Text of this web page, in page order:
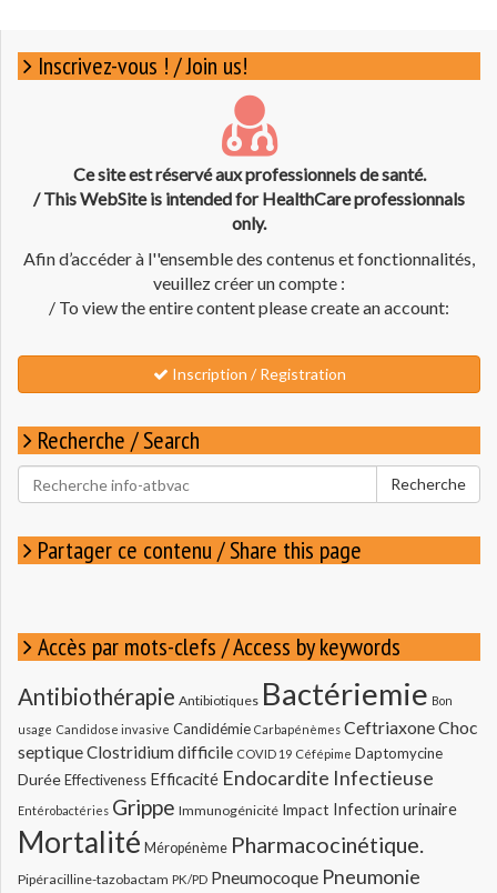
Inscrivez-vous ! / Join us!
Ce site est réservé aux professionnels de santé.
/ This WebSite is intended for HealthCare professionnals
only.
Afin d’accéder à l''ensemble des contenus et fonctionnalités,
veuillez créer un compte :
/ To view the entire content please create an account:
Inscription / Registration
Recherche / Search
Rechercher
pour
Recherche
Partager ce contenu / Share this page
Accès par mots-clefs / Access by keywords
Antibiothérapie Antibiotiques Bactériemie Bon
usage Candidose invasive Candidémie Carbapénèmes CeftriaxoneChoc
septiqueClostridium difficile COVID 19 Céfépime Daptomycine
Durée Effectiveness Efficacité Endocardite Infectieuse
Entérobactéries Grippe Immunogénicité Impact Infection urinaire
Mortalité Méropénème Pharmacocinétique.
Pipéracilline-tazobactam PK/PD Pneumocoque Pneumonie